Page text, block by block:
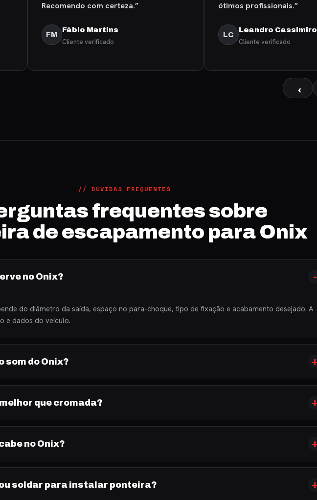
Recomendo com certeza.”
FM
Fábio Martins
Cliente verificado
ótimos profissionais.”
LC
Leandro Cassimiro
Cliente verificado
‹
// DÚVIDAS FREQUENTES
frequentes sobre
de escapamento para Onix
no Onix?
do diâmetro da saída, espaço no para-choque, tipo de fixação e acabamento desejado. A
e dados do veículo.
som do Onix?
que cromada?
no Onix?
soldar para instalar ponteira?